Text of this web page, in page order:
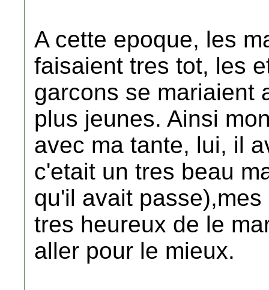
A cette epoque, les
faisaient tres tot, les
garcons se mariaient
plus jeunes. Ainsi
avec ma tante, lui, il
c'etait un tres beau
qu'il avait
tres heureux de le
aller pour le mieux.